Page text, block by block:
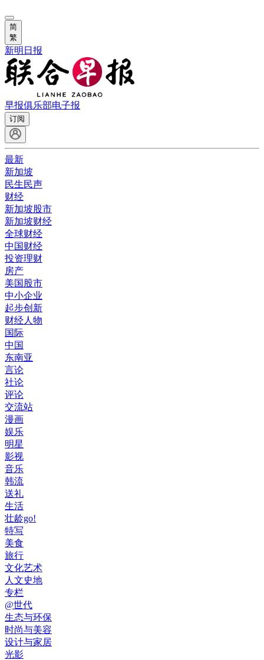
简
繁
新明日报
早报俱乐部电子报
订阅
最新
新加坡
民生民声
财经
新加坡股市
新加坡财经
全球财经
中国财经
投资理财
房产
美国股市
中小企业
起步创新
财经人物
国际
中国
东南亚
言论
社论
评论
交流站
漫画
娱乐
明星
影视
音乐
韩流
送礼
生活
壮龄go!
特写
美食
旅行
文化艺术
人文史地
专栏
@世代
生态与环保
时尚与美容
设计与家居
光影